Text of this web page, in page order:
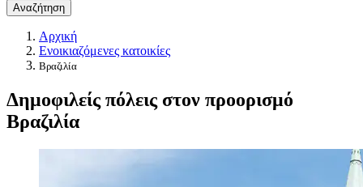
Αναζήτηση
Αρχική
Ενοικιαζόμενες κατοικίες
Βραζιλία
Δημοφιλείς πόλεις στον προορισμό
Βραζιλία